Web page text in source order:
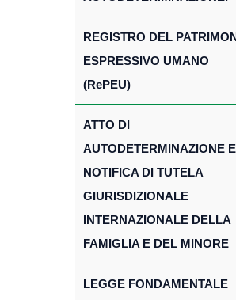
REGISTRO DEL
ESPRESSIVO UMANO
(RePEU)
ATTO DI
AUTODETERMINAZIONE E
NOTIFICA DI TUTELA
GIURISDIZIONALE
INTERNAZIONALE DELLA
FAMIGLIA E DEL MINORE
LEGGE FONDAMENTALE